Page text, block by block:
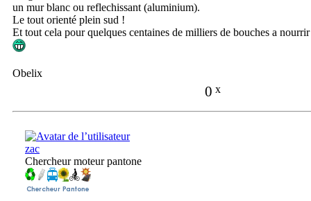
un mur blanc ou reflechissant (aluminium).
Le tout orienté plein sud !
Et tout cela pour quelques centaines de milliers de bouches a nourrir
Obelix
0 x
zac
Chercheur moteur pantone